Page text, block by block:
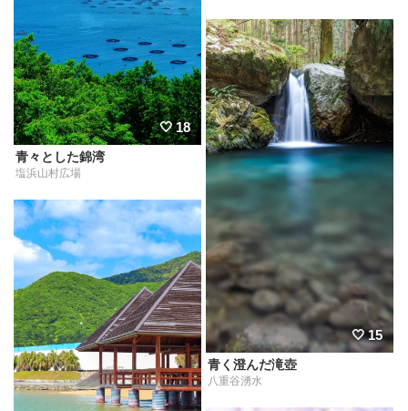
18
青々とした錦湾
塩浜山村広場
15
青く澄んだ滝壺
八重谷湧水